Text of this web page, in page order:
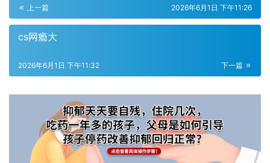
上一篇 2026年6月1日 下午11:26
cs网瘾大
下一篇
2026年6月1日 下午11:32